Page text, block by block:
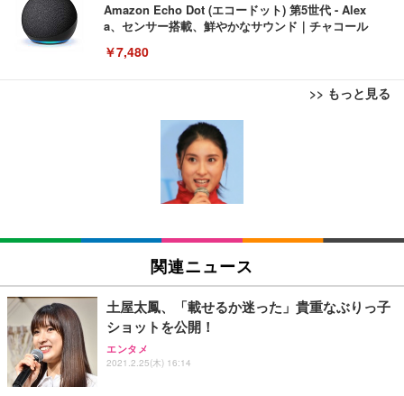
Amazon Echo Dot (エコードット) 第5世代 - Alex
a、センサー搭載、鮮やかなサウンド｜チャコール
￥7,480
>> もっと見る
[EdoErgo] オフィスチェア 椅子 テレワーク 疲れな
い 跳ね上げ式アームレスト コンパクト 約105度ロッ
キング pc 事務椅子 360度回転 座面昇降 強化ナイロ
ン樹脂ベース 通気性メッシュ 在宅ワーク H-WY01
(黒網+黒枠+黒足)
SIHOO B100 オフィスチェア／デスクチェア メッシ
ュチェア 人間工学 疲れない ブラック
￥27,999
Sezlife オフィスチェア デスクチェア 疲れない テレ
ワーク チェア 強化バックレスト 30度ロッキング機
能 人間工学 椅子 腰サポート 90度跳ね上げ式アーム
EIZO ビジネス向けプレミアムモニター | FlexScan
EV3240X-WT | 31.5型4K UHD・USB Type-C・ホワ
￥105,595
EIZO ビジネス向けプレミアムモニター | FlexScan
￥109,572
【純正品】27"ゲーミングモニター DualSense 充電
フック付き（CFI-ZDM1J）
Amazonベーシック ペットシーツ 薄型 レギュラー 1
回使い捨て 無香料 ホワイト 300枚
Amazonベーシック ペットシーツ 厚型 ワイド 42枚
x2袋(84枚) ホワイト(吸収面:ライトブルー)
￥3,234
ネオ・ルーライフ ネオ・オムツ L 中型犬用 26枚入
り 単品
関連ニュース
土屋太鳳、「載せるか迷った」貴重なぶりっ子
ショットを公開！
エンタメ
2021.2.25(木) 16:14